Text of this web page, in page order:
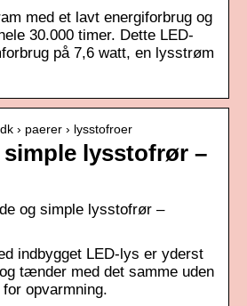
med et lavt energiforbrug og
30.000 timer. Dette LED-
på 7,6 watt, en lysstrøm
› paerer › lysstofroer
simple lysstofrør –
og simple lysstofrør –
indbygget LED-lys er yderst
tænder med det samme uden
opvarmning.